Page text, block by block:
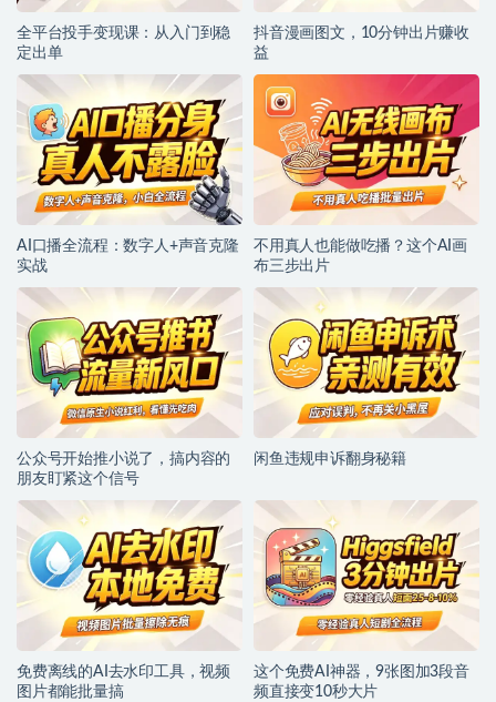
全平台投手变现课：从入门到稳
定出单
抖音漫画图文，10分钟出片赚收
益
AI口播全流程：数字人+声音克隆
实战
不用真人也能做吃播？这个AI画
布三步出片
公众号开始推小说了，搞内容的
朋友盯紧这个信号
闲鱼违规申诉翻身秘籍
免费离线的AI去水印工具，视频
图片都能批量搞
这个免费AI神器，9张图加3段音
频直接变10秒大片